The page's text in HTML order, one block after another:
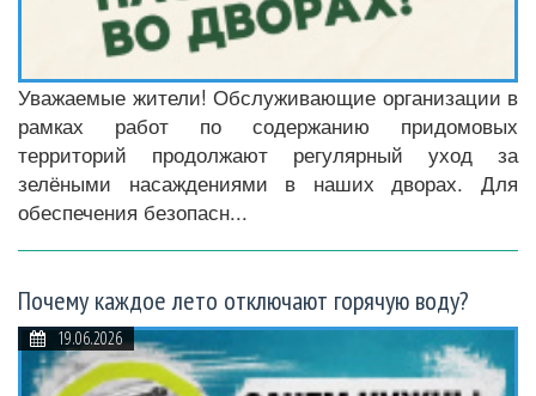
Уважаемые жители! Обслуживающие организации в
рамках работ по содержанию придомовых
территорий продолжают регулярный уход за
зелёными насаждениями в наших дворах. Для
обеспечения безопасн...
Почему каждое лето отключают горячую воду?
19.06.2026